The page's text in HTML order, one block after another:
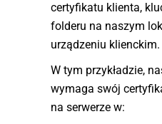
certyfikatu klienta,
folderu na naszym
urządzeniu klienckim.
W tym przykładzie,
wymaga swój
na serwerze w: